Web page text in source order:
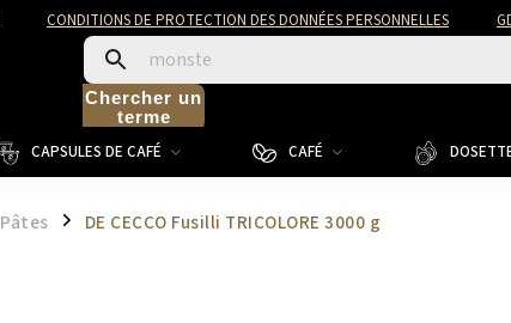
CONDITIONS DE PROTECTION DES DONNÉES PERSONNELLES
Chercher un
terme
CAPSULES DE CAFÉ CAFÉ
Pâtes / DE CECCO Fusilli TRICOLORE 3000 g